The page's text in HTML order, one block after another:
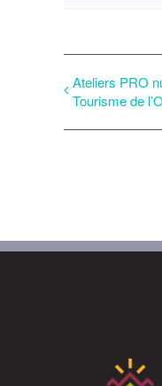
Ateliers PRO
Tourisme de